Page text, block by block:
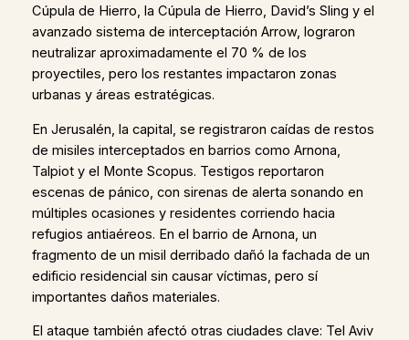
Cúpula de Hierro, la Cúpula de Hierro, David’s Sling y el
avanzado sistema de interceptación Arrow, lograron
neutralizar aproximadamente el 70 % de los
proyectiles, pero los restantes impactaron zonas
urbanas y áreas estratégicas.
En Jerusalén, la capital, se registraron caídas de restos
de misiles interceptados en barrios como Arnona,
Talpiot y el Monte Scopus. Testigos reportaron
escenas de pánico, con sirenas de alerta sonando en
múltiples ocasiones y residentes corriendo hacia
refugios antiaéreos. En el barrio de Arnona, un
fragmento de un misil derribado dañó la fachada de un
edificio residencial sin causar víctimas, pero sí
importantes daños materiales.
El ataque también afectó otras ciudades clave: Tel Aviv